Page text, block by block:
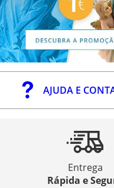
AJUDA E
Entrega
Rápida e